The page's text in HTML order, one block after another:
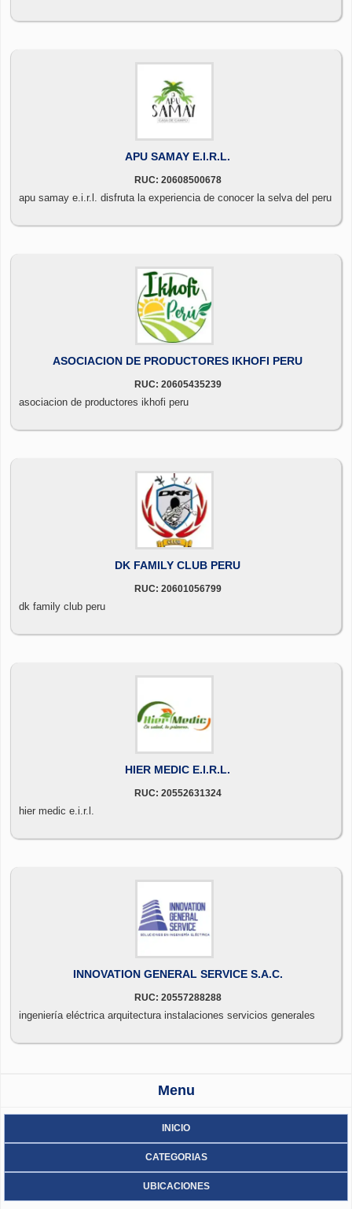
APU SAMAY E.I.R.L.
RUC: 20608500678
apu samay e.i.r.l. disfruta la experiencia de conocer la selva del peru
ASOCIACION DE PRODUCTORES IKHOFI PERU
RUC: 20605435239
asociacion de productores ikhofi peru
DK FAMILY CLUB PERU
RUC: 20601056799
dk family club peru
HIER MEDIC E.I.R.L.
RUC: 20552631324
hier medic e.i.r.l.
INNOVATION GENERAL SERVICE S.A.C.
RUC: 20557288288
ingeniería eléctrica arquitectura instalaciones servicios generales
Menu
INICIO
CATEGORIAS
UBICACIONES